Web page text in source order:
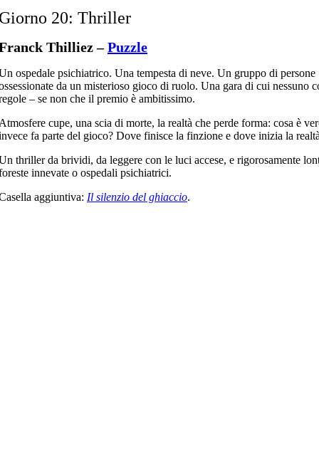
20: Thriller
Thilliez –Puzzle
ospedale psichiatrico. Una tempesta di neve. Un gruppo di persone
da un misterioso gioco di ruolo. Una gara di cui nessuno
– se non che il premio è ambitissimo.
cupe, una scia di morte, la realtà che perde forma: cosa è
fa parte del gioco? Dove finisce la finzione e dove inizia la
thriller da brividi, da leggere con le luci accese, e rigorosamente
innevate o ospedali psichiatrici.
aggiuntiva: Il silenzio del ghiaccio.